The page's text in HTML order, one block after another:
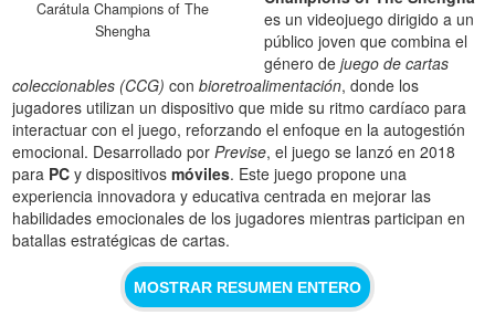
Carátula Champions of The
Shengha
es un videojuego dirigido a un
público joven que combina el
género dejuego de cartas
coleccionables (CCG) conbioretroalimentación, donde los
jugadores utilizan un dispositivo que mide su ritmo cardíaco para
interactuar con el juego, reforzando el enfoque en la autogestión
emocional. Desarrollado porPrevise, el juego se lanzó en 2018
para PC y dispositivosmóviles. Este juego propone una
experiencia innovadora y educativa centrada en mejorar las
habilidades emocionales de los jugadores mientras participan en
batallas estratégicas de cartas.
MOSTRAR RESUMEN ENTERO